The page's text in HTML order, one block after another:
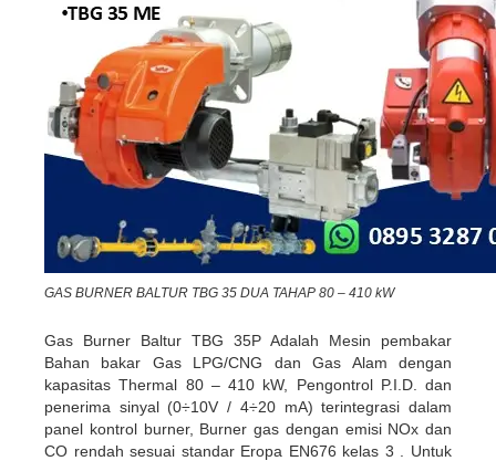
GAS BURNER BALTUR TBG 35 DUA TAHAP 80 – 410 kW
Gas Burner Baltur TBG 35P Adalah Mesin pembakar
Bahan bakar Gas LPG/CNG dan Gas Alam dengan
kapasitas Thermal 80 – 410 kW, Pengontrol P.I.D. dan
penerima sinyal (0÷10V / 4÷20 mA) terintegrasi dalam
panel kontrol burner, Burner gas dengan emisi NOx dan
CO rendah sesuai standar Eropa EN676 kelas 3 . Untuk